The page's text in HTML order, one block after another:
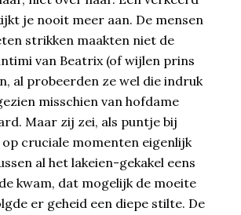
je nooit meer aan. De mensen
strikken maakten niet de
van Beatrix (of wijlen prins
al probeerden ze wel die indruk
misschien van hofdame
Maar zij zei, als puntje bij
cruciale momenten eigenlijk
al het lakeien-gekakel eens
kwam, dat mogelijk de moeite
er geheid een diepe stilte. De